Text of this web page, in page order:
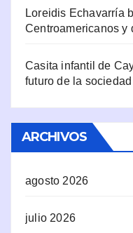
Loreidis Echavarría
Centroamericanos y
Casita infantil de
futuro de la sociedad
ARCHIVOS
agosto 2026
julio 2026